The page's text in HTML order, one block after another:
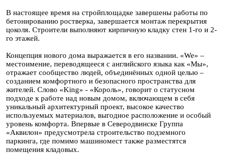
В настоящее время на стройплощадке завершены работы по
бетонированию ростверка, завершается монтаж перекрытия
цоколя. Строители выполняют кирпичную кладку стен 1-го и 2-
го этажей.
Концепция нового дома выражается в его названии. «We» –
местоимение, переводящееся с английского языка как «Мы»,
отражает сообщество людей, объединённых одной целью –
созданием комфортного и безопасного пространства для
жителей. Слово «King» - «Король», говорит о статусном
подходе к работе над новым домом, включающем в себя
уникальный архитектурный проект, высокое качество
используемых материалов, выгодное расположение и особый
уровень комфорта. Впервые в Северодвинске Группа
«Аквилон» предусмотрела строительство подземного
паркинга, где помимо машиномест также разместятся
помещения кладовых.